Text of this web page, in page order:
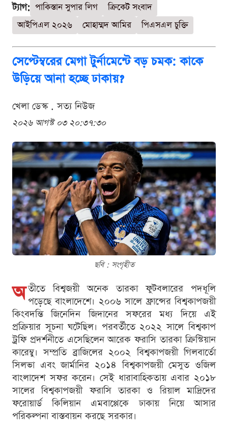
ট্যাগ: পাকিস্তান সুপার লিগ
ক্রিকেট সংবাদ
আইপিএল ২০২৬
মোহাম্মদ আমির পিএসএল চুক্তি
সেপ্টেম্বরের মেগা টুর্নামেন্টে বড় চমক: কাকে
উড়িয়ে আনা হচ্ছে ঢাকায়?
খেলা ডেস্ক . সত্য নিউজ
২০২৬ আগস্ট ০৩ ২০:৩৭:৩০
ছবি : সংগৃহীত
অ তীতে বিশ্বজয়ী অনেক তারকা ফুটবলারের পদধূলি
পড়েছে বাংলাদেশে। ২০০৬ সালে ফ্রান্সের বিশ্বকাপজয়ী
কিংবদন্তি জিনেদিন জিদানের সফরের মধ্য দিয়ে এই
প্রক্রিয়ার সূচনা ঘটেছিল। পরবর্তীতে ২০২২ সালে বিশ্বকাপ
ট্রফি প্রদর্শনীতে এসেছিলেন আরেক ফরাসি তারকা ক্রিস্টিয়ান
কারেম্বু। সম্প্রতি ব্রাজিলের ২০০২ বিশ্বকাপজয়ী গিলবার্তো
সিলভা এবং জার্মানির ২০১৪ বিশ্বকাপজয়ী মেসুত ওজিল
বাংলাদেশ সফর করেন। সেই ধারাবাহিকতায় এবার ২০১৮
সালের বিশ্বকাপজয়ী ফরাসি তারকা ও রিয়াল মাদ্রিদের
ফরোয়ার্ড কিলিয়ান এমবাপ্পেকে ঢাকায় নিয়ে আসার
পরিকল্পনা বাস্তবায়ন করছে সরকার।